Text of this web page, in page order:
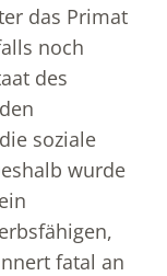
das Primat
noch
des
soziale
wurde
fatal an